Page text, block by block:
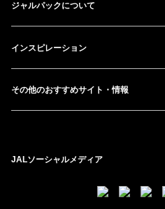
ジャルパックについて
インスピレーション
その他のおすすめサイト・情報
JALソーシャルメディア